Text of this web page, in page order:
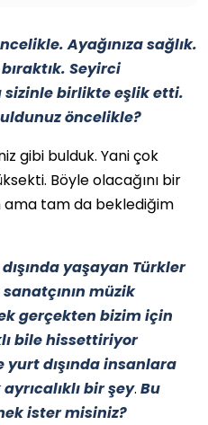
Ayağınıza sağlık.
Seyirci
sizinle birlikte eşlik etti.
öncelikle?
gibi bulduk. Yani çok
Böyle olacağını bir
ama tam da beklediğim
yaşayan Türkler
müzik
gerçekten bizim için
bile hissettiriyor
dışında insanlara
bir şey. Bu
ister misiniz?